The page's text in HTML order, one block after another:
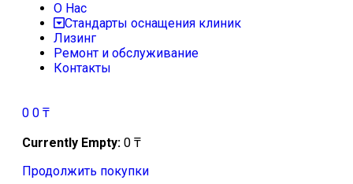
О Нас
Стандарты оснащения клиник
Лизинг
Ремонт и обслуживание
Контакты
0 0 ₸
Currently Empty: 0 ₸
Продолжить покупки